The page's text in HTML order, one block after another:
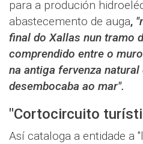
para a produción
abastecemento de auga,
final do Xallas nun tramo
comprendido entre o
na antiga fervenza natural
desembocaba ao mar".
"Cortocircuito
Así cataloga a entidade a